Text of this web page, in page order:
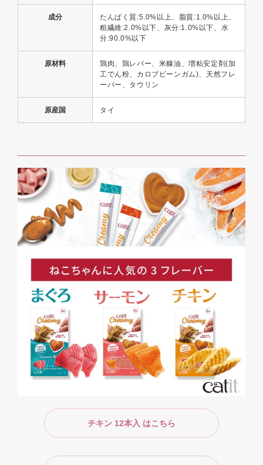
成分
たんぱく質:5.0%以上、脂質:1.0%以上、
粗繊維:2.0%以下、灰分:1.0%以下、水
分:90.0%以下
原材料
鶏肉、鶏レバー、米糠油、増粘安定剤(加
工でん粉、カロブビーンガム)、天然フレ
ーバー、タウリン
原産国 タイ
チキン 12本入 はこちら